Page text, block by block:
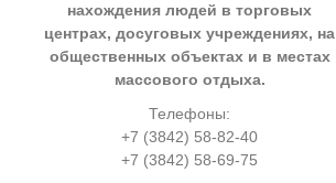
нахождения людей в торговых
центрах, досуговых учреждениях, на
общественных объектах и в местах
массового отдыха.
Телефоны:
+7 (3842) 58-82-40
+7 (3842) 58-69-75